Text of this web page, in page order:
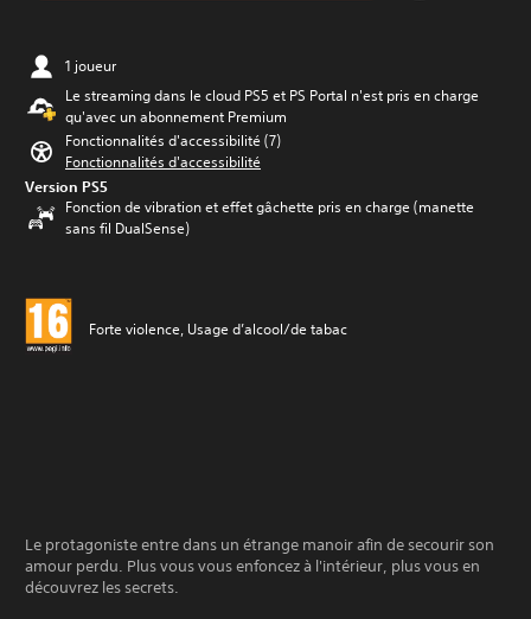
1 joueur
Le streaming dans le cloud PS5 et PS Portal n'est pris en charge
qu'avec un abonnement Premium
Fonctionnalités d'accessibilité (7)
Fonctionnalités d'accessibilité
Version PS5
Fonction de vibration et effet gâchette pris en charge (manette
sans fil DualSense)
Forte violence, Usage d’alcool/de tabac
Le protagoniste entre dans un étrange manoir afin de secourir son
amour perdu. Plus vous vous enfoncez à l'intérieur, plus vous en
découvrez les secrets.